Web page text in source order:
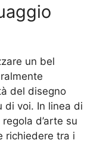
un bel
del disegno
di voi. In linea di
d’arte su
richiedere tra i